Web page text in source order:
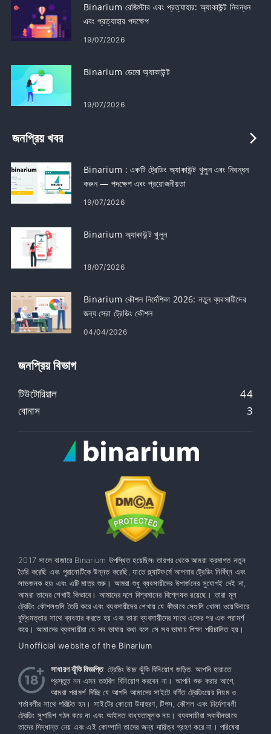
Binarium রেজিস্টার এবং প্রত্যাহার: অ্যাকাউন্ট নিবন্ধন
এবং প্রত্যাহার পদক্ষেপ
19/07/2026
Binarium ডেমো অ্যাকাউন্ট
19/07/2026
জনপ্রিয় খবর
Binarium : একটি ট্রেডিং অ্যাকাউন্ট খুলুন এবং নিবন্ধন
করুন — পদক্ষেপ এবং প্রয়োজনীয়তা
19/07/2026
Binarium অ্যাকাউন্ট খুলুন
18/07/2026
Binarium কৌশল নির্দেশিকা 2026: নতুন ব্যবসায়ীদের
জন্য সেরা ট্রেডিং কৌশল
04/04/2026
জনপ্রিয় বিভাগ
টিউটোরিয়াল
44
বোনাস
3
2017 সালে বাজারে Binarium উপস্থিত হয়েছিল৷ তারপর থেকে আমরা ক্রমাগত নতুন
তৈরি করেছি এবং পুরানোটিকে উন্নত করেছি, যাতে প্ল্যাটফর্মে আপনার ট্রেডিং নির্বিঘ্ন এবং
লাভজনক হয়৷ এবং এটি মাত্র শুরু। আমরা শুধু ব্যবসায়ীদের উপার্জনের সুযোগই দেই না,
আমরা তাদের শেখাই কিভাবে। আমাদের দলে বিশ্বমানের বিশ্লেষক রয়েছে। তারা মূল
ট্রেডিং কৌশলগুলি তৈরি করে এবং ব্যবসায়ীদের শেখায় যে কীভাবে সেগুলি খোলা ওয়েবিনারে
বুদ্ধিমত্তার সাথে ব্যবহার করতে হয় এবং তারা ব্যবসায়ীদের সাথে একের পর এক পরামর্শ
করে। আমাদের ব্যবসায়ীরা যে সব ভাষায় কথা বলে সে সব ভাষায় শিক্ষা পরিচালিত হয়।
Unofficial website of the Binarium
সাধারণ ঝুঁকি বিজ্ঞপ্তি: ট্রেডিং উচ্চ ঝুঁকি বিনিয়োগ জড়িত. আপনি হারাতে
প্রস্তুত নন এমন তহবিল বিনিয়োগ করবেন না। আপনি শুরু করার আগে,
আমরা পরামর্শ দিচ্ছি যে আপনি আমাদের সাইটে বর্ণিত ট্রেডিংয়ের নিয়ম ও
শর্তাবলীর সাথে পরিচিত হন। সাইটের কোনো উদাহরণ, টিপস, কৌশল এবং নির্দেশাবলী
ট্রেডিং সুপারিশ গঠন করে না এবং আইনত বাধ্যতামূলক নয়। ব্যবসায়ীরা স্বাধীনভাবে
তাদের সিদ্ধান্ত নেয় এবং এই কোম্পানি তাদের জন্য দায়িত্ব গ্রহণ করে না। পরিষেবা